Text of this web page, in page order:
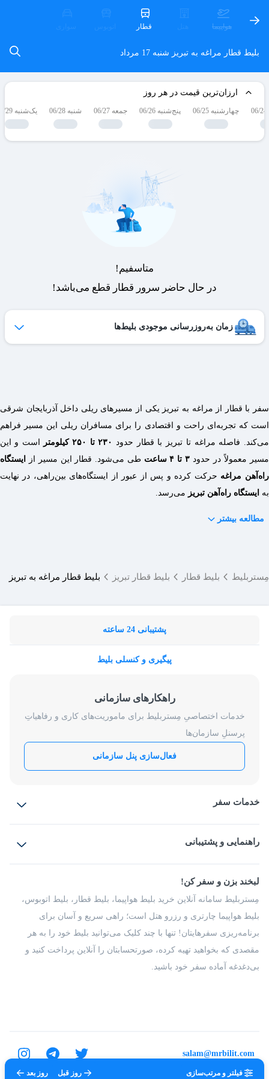
فیلتر و مرتب‌سازی روز قبل روز بعد
هواپیما قطار
بلیط قطار مراغه به تبریز شنبه 17 مرداد
ارزان‌ترین قیمت در هر روز
چهارشنبه 06/25 پنج‌شنبه 06/26 جمعه 06/27 شنبه 06/28 یک‌شنبه 06/29
زمان به‌روزرسانی موجودی بلیط‌ها
متاسفیم!
در حال حاضر سرور قطار قطع می‌باشد!
سفر با قطار از مراغه به تبریز یکی از مسیرهای ریلی داخل آذربایجان شرقی
است که تجربه‌ای راحت و اقتصادی را برای مسافران ریلی این مسیر فراهم
می‌کند. فاصله مراغه تا تبریز با قطار حدود ۲۳۰ تا ۲۵۰ کیلومتر
است و این
مسیر معمولاً در حدود ۳ تا ۴ ساعت طی می‌شود. قطار این مسیر از
ایستگاه
راه‌آهن مراغه حرکت کرده و پس از عبور از ایستگاه‌های بین‌راهی، در نهایت
به ایستگاه راه‌آهن تبریز می‌رسد.
مطالعه بیشتر
مِستربلیط بلیط قطار بلیط قطار تبریز بلیط قطار مراغه به تبریز
پشتیبانی 24 ساعته
پیگیری و کنسلی بلیط
راهکارهای سازمانی
خدمات اختصاصیِ مِستربلیط برای ماموریت‌های کاری و رفاهیاتِ
پرسنلِ سازمان‌ها
فعال‌سازی پنل سازمانی
خدمات سفر
بلیط قطار
راهنمایی و پشتیبانی
شرایط و مقررات
راهکار سازمانی
فرصت‌های شغلی
درباره ما
لبخند بزن و سفر کن!
مِستربلیط سامانه آنلاین خرید بلیط هواپیما، بلیط قطار، بلیط اتوبوس،
بلیط هواپیما چارتری و رزرو هتل است؛ راهی سریع و آسان برای
برنامه‌ریزی سفرهایتان! تنها با چند کلیک می‌توانید بلیط خود را به هر
مقصدی که بخواهید تهیه کرده، صورتحسابتان را آنلاین پرداخت کنید و
بی‌دغدغه آماده سفر خود باشید.
تمامی حقوق برای شرکت عتیق گشت اصفهان محفوظ است.
salam@mrbilit.com